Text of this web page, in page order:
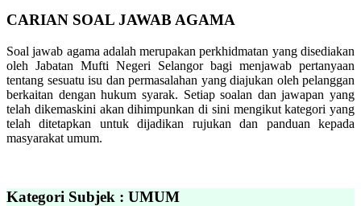
CARIAN SOAL JAWAB AGAMA
Soal jawab agama adalah merupakan perkhidmatan yang disediakan
oleh Jabatan Mufti Negeri Selangor bagi menjawab pertanyaan
tentang sesuatu isu dan permasalahan yang diajukan oleh pelanggan
berkaitan dengan hukum syarak. Setiap soalan dan jawapan yang
telah dikemaskini akan dihimpunkan di sini mengikut kategori yang
telah ditetapkan untuk dijadikan rujukan dan panduan kepada
masyarakat umum.
Kategori Subjek : UMUM